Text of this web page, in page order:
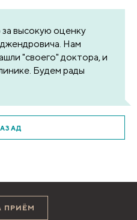
высокую оценку
Нам
"своего" доктора, и
Будем рады
ПРИЁМ